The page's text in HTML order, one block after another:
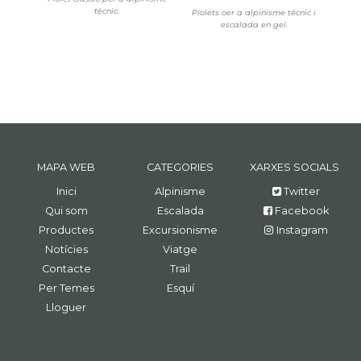
tècnic.
Piolets oer a alpinisme tècnic i
escalada en gel.
MAPA WEB
Inici
Qui som
Productes
Notícies
Contacte
Per Temes
Lloguer
CATEGORIES
Alpinisme
Escalada
Excursionisme
Viatge
Trail
Esquí
XARXES SOCIALS
Twitter
Facebook
Instagram